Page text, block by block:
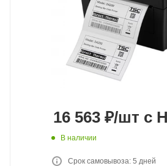
16 563 ₽/шт с
В наличии
Срок самовывоза: 5 дней